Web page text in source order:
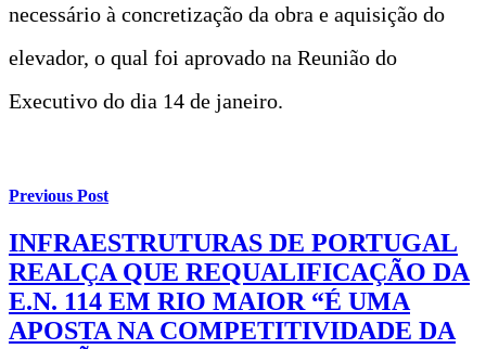
necessário à concretização da obra e aquisição do
elevador, o qual foi aprovado na Reunião do
Executivo do dia 14 de janeiro.
Previous Post
INFRAESTRUTURAS DE PORTUGAL
REALÇA QUE REQUALIFICAÇÃO DA
E.N. 114 EM RIO MAIOR “É UMA
APOSTA NA COMPETITIVIDADE DA